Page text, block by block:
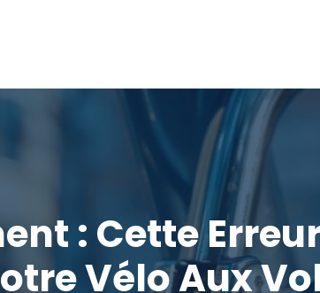
: Cette
Vélo Aux